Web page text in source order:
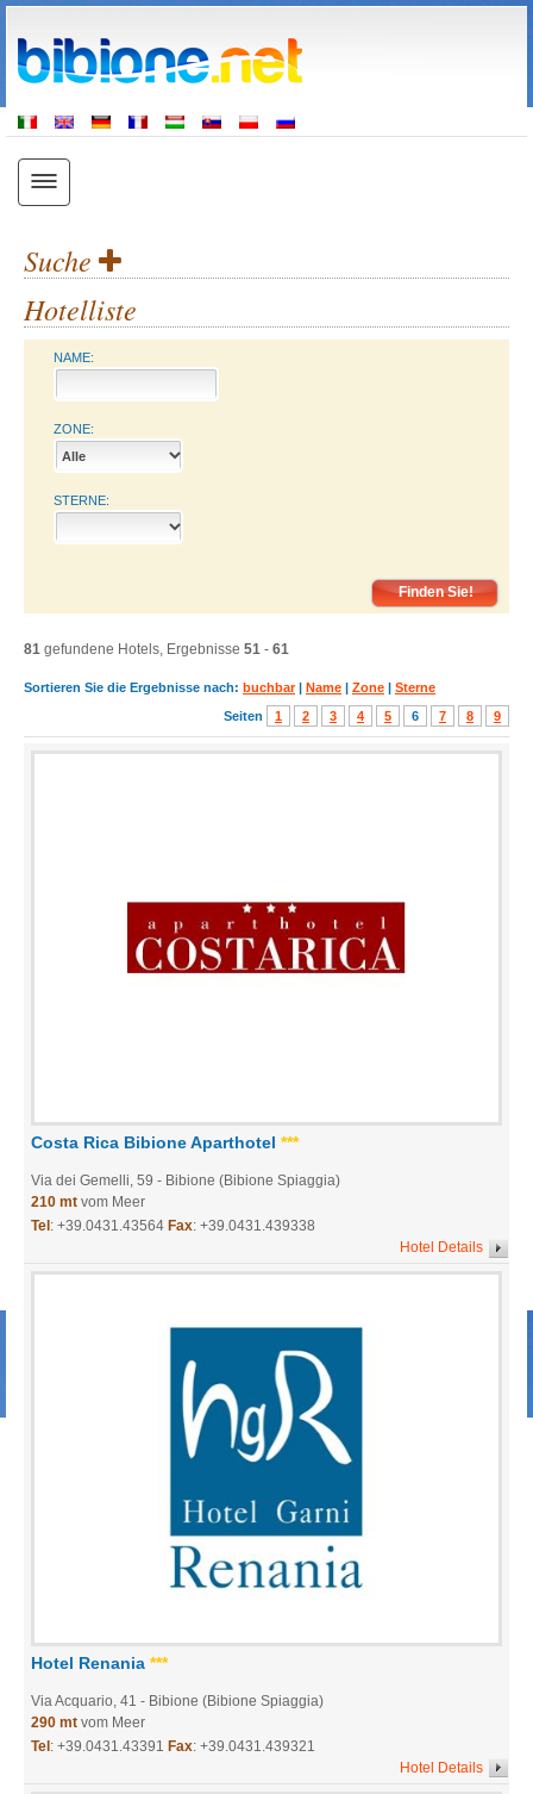
Suche
Hotelliste
NAME:
ZONE:
STERNE:
81 gefundene Hotels, Ergebnisse 51 - 61
Sortieren Sie die Ergebnisse nach: buchbar| Name | Zone | Sterne
Seiten
1 2 3 4 5 6 7 8 9
Costa Rica Bibione Aparthotel ***
Via dei Gemelli, 59 - Bibione (Bibione Spiaggia)
210 mt vom Meer
Tel: +39.0431.43564 Fax: +39.0431.439338
Hotel Details
Hotel Renania ***
Via Acquario, 41 - Bibione (Bibione Spiaggia)
290 mt vom Meer
Tel: +39.0431.43391 Fax: +39.0431.439321
Hotel Details